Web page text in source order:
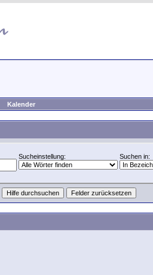
Kalender
Sucheinstellung: Suchen in: